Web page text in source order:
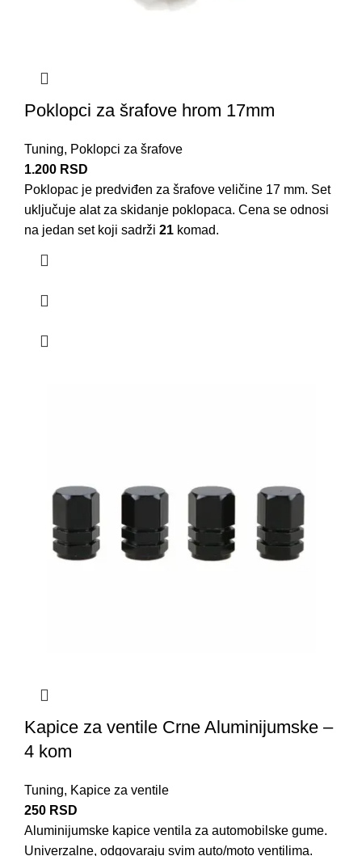
Poklopci za šrafove hrom 17mm
Tuning, Poklopci za šrafove
1.200 RSD
Poklopac je predviđen za šrafove veličine 17 mm. Set
uključuje alat za skidanje poklopaca. Cena se odnosi
na jedan set koji sadrži 21 komad.
Kapice za ventile Crne Aluminijumske –
4 kom
Tuning, Kapice za ventile
250 RSD
Aluminijumske kapice ventila za automobilske gume.
Univerzalne, odgovaraju svim auto/moto ventilima.